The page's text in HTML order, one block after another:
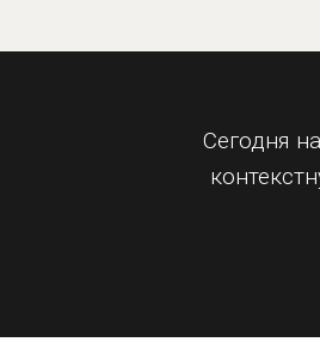
Сегодня